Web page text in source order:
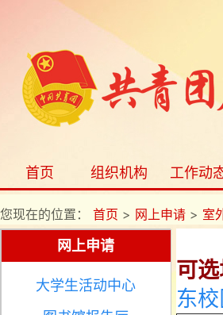
首页 组织机构 工作动
您现在的位置： 首页 > 网上申请 > 室
网上申请
大学生活动中心
可选
东